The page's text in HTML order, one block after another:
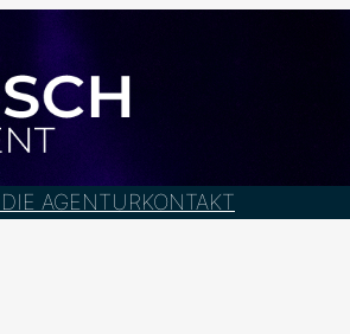
AGENTURKONTAKT